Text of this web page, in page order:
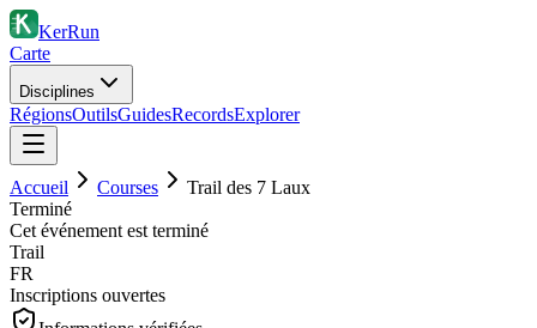
KerRun
Carte
Disciplines
RégionsOutilsGuidesRecordsExplorer
Accueil Courses
Trail des 7 Laux
Terminé
Cet événement est terminé
Trail
FR
Inscriptions ouvertes